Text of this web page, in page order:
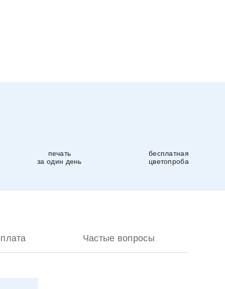
печать
за один день
бесплатная
цветопроба
Частые вопросы